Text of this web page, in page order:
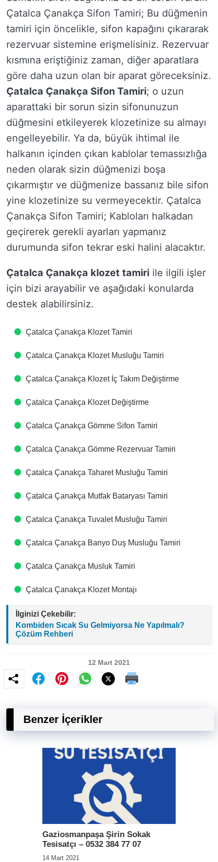
Çatalca Çanakça Sifon Tamiri; Bu düğmenin
tamiri için öncelikle, sifon kapağını çıkararak
rezervuar sistemine erişmelisiniz. Rezervuar
kısmına eriştiğiniz zaman, diğer aparatlara
göre daha uzun olan bir aparat göreceksiniz.
Çatalca Çanakça Sifon Tamiri; o uzun
aparattaki bir sorun sizin sifonunuzun
düğmesini etkileyerek klozetinize su almayı
engelleyebilir. Ya da, büyük ihtimal ile
halkanın içinden çıkan kablolar temassızlığa
neden olarak sizin düğmenizi boşa
çıkarmıştır ve düğmenize bassanız bile sifon
yine klozetinize su vermeyecektir. Çatalca
Çanakça Sifon Tamiri; Kabloları halkadan
geçirerek gerekli ayarları yapmanız
durumunda sifon tekrar eski halini alacaktır.
Çatalca Çanakça klozet tamiri ile ilgili işler
için bizi arayabilir ve aşağıdaki konularda
destek alabilirsiniz.
Çatalca Çanakça Klozet Tamiri
Çatalca Çanakça Klozet Musluğu Tamiri
Çatalca Çanakça Klozet İç Takım Değiştirme
Çatalca Çanakça Klozet Değiştirme
Çatalca Çanakça Gömme Sifon Tamiri
Çatalca Çanakça Gömme Rezervuar Tamiri
Çatalca Çanakça Taharet Musluğu Tamiri
Çatalca Çanakça Mutfak Bataryası Tamiri
Çatalca Çanakça Tuvalet Musluğu Tamiri
Çatalca Çanakça Banyo Duş Musluğu Tamiri
Çatalca Çanakça Musluk Tamiri
Çatalca Çanakça Klozet Montajı
İlginizi Çekebilir:
Kombiden Sıcak Su Gelmiyorsa Ne Yapılmalı?
Çözüm Rehberi
12 Mart 2021
Benzer İçerikler
Gaziosmanpaşa Şirin Sokak
Tesisatçı – 0532 384 77 07
14 Mart 2021